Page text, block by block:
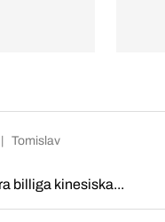
| Tomislav
billiga kinesiska...